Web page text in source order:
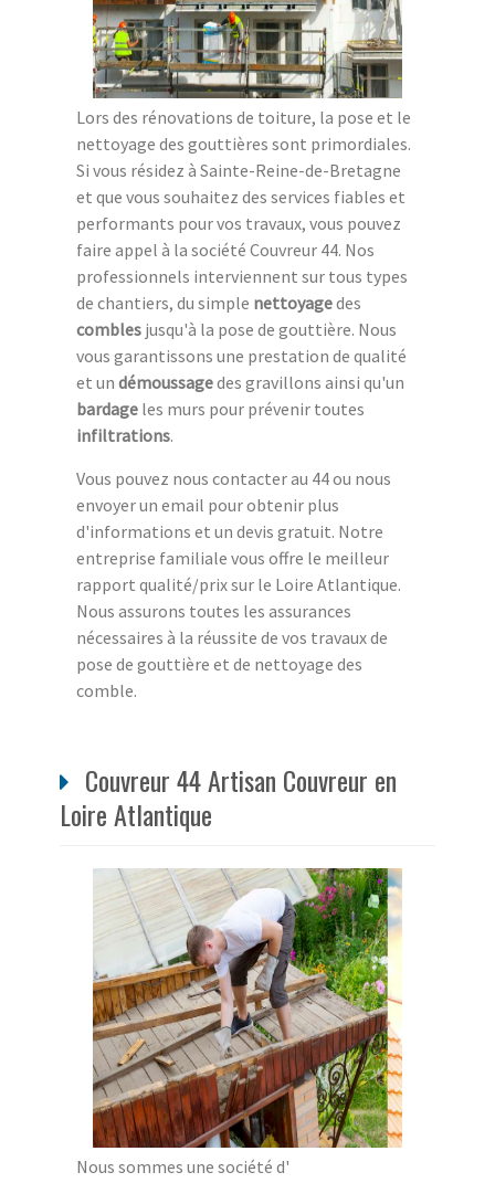
Lors des rénovations de toiture, la pose et le
nettoyage des gouttières sont primordiales.
Si vous résidez à Sainte-Reine-de-Bretagne
et que vous souhaitez des services fiables et
performants pour vos travaux, vous pouvez
faire appel à la société Couvreur 44. Nos
professionnels interviennent sur tous types
de chantiers, du simple nettoyagedes
combles jusqu'à la pose de gouttière. Nous
vous garantissons une prestation de qualité
et un démoussagedes gravillons ainsi qu'un
bardage les murs pour prévenir toutes
infiltrations.
Vous pouvez nous contacter au 44 ou nous
envoyer un email pour obtenir plus
d'informations et un devis gratuit. Notre
entreprise familiale vous offre le meilleur
rapport qualité/prix sur le Loire Atlantique.
Nous assurons toutes les assurances
nécessaires à la réussite de vos travaux de
pose de gouttière et de nettoyage des
comble.
Couvreur 44 Artisan Couvreur en
Loire Atlantique
Nous sommes une société d'